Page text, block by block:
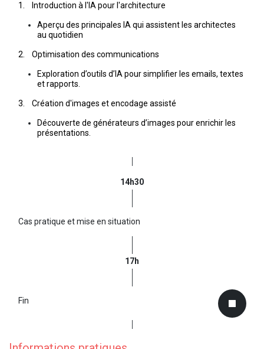
1. Introduction à l'IA pour l'architecture
Aperçu des principales IA qui assistent les architectes
au quotidien
2. Optimisation des communications
Exploration d’outils d’IA pour simplifier les emails, textes
et rapports.
3. Création d'images et encodage assisté
Découverte de générateurs d’images pour enrichir les
présentations.
14h30
Cas pratique et mise en situation
17h
Fin